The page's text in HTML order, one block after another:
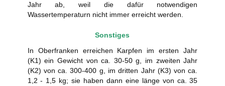
Jahr ab, weil die dafür notwendigen
Wassertemperaturn nicht immer erreicht werden.
Sonstiges
In Oberfranken erreichen Karpfen im ersten Jahr
(K1) ein Gewicht von ca. 30-50 g, im zweiten Jahr
(K2) von ca. 300-400 g, im dritten Jahr (K3) von ca.
1,2 - 1,5 kg; sie haben dann eine länge von ca. 35